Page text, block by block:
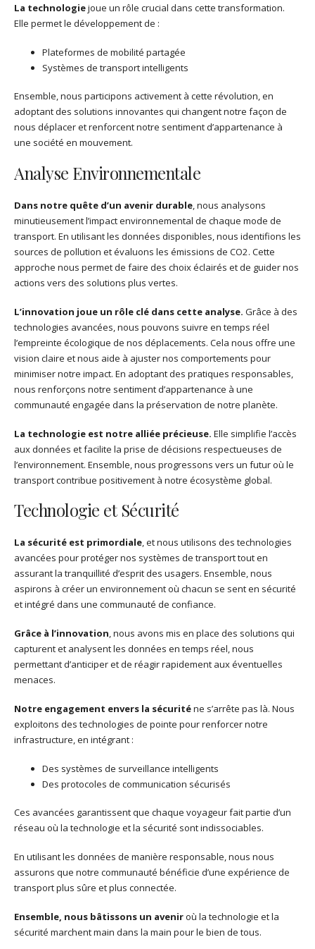
La technologiejoue un rôle crucial dans cette transformation.
Elle permet le développement de :
Plateformes de mobilité partagée
Systèmes de transport intelligents
Ensemble, nous participons activement à cette révolution, en
adoptant des solutions innovantes qui changent notre façon de
nous déplacer et renforcent notre sentiment d’appartenance à
une société en mouvement.
Analyse Environnementale
Dans notre quête d’un avenir durable, nous analysons
minutieusement l’impact environnemental de chaque mode de
transport. En utilisant les données disponibles, nous identifions les
sources de pollution et évaluons les émissions de CO2. Cette
approche nous permet de faire des choix éclairés et de guider nos
actions vers des solutions plus vertes.
L’innovation joue un rôle clé dans cette analyse. Grâce à des
technologies avancées, nous pouvons suivre en temps réel
l’empreinte écologique de nos déplacements. Cela nous offre une
vision claire et nous aide à ajuster nos comportements pour
minimiser notre impact. En adoptant des pratiques responsables,
nous renforçons notre sentiment d’appartenance à une
communauté engagée dans la préservation de notre planète.
La technologie est notre alliée précieuse. Elle simplifie l’accès
aux données et facilite la prise de décisions respectueuses de
l’environnement. Ensemble, nous progressons vers un futur où le
transport contribue positivement à notre écosystème global.
Technologie et Sécurité
La sécurité est primordiale, et nous utilisons des technologies
avancées pour protéger nos systèmes de transport tout en
assurant la tranquillité d’esprit des usagers. Ensemble, nous
aspirons à créer un environnement où chacun se sent en sécurité
et intégré dans une communauté de confiance.
Grâce à l’innovation, nous avons mis en place des solutions qui
capturent et analysent les données en temps réel, nous
permettant d’anticiper et de réagir rapidement aux éventuelles
menaces.
Notre engagement envers la sécuriténe s’arrête pas là. Nous
exploitons des technologies de pointe pour renforcer notre
infrastructure, en intégrant :
Des systèmes de surveillance intelligents
Des protocoles de communication sécurisés
Ces avancées garantissent que chaque voyageur fait partie d’un
réseau où la technologie et la sécurité sont indissociables.
En utilisant les données de manière responsable, nous nous
assurons que notre communauté bénéficie d’une expérience de
transport plus sûre et plus connectée.
Ensemble, nous bâtissons un aveniroù la technologie et la
sécurité marchent main dans la main pour le bien de tous.